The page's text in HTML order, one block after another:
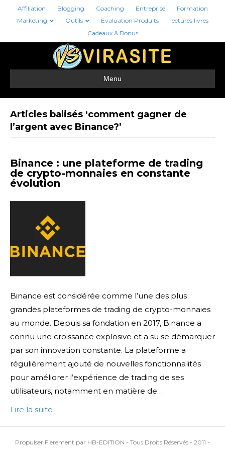
Affiliation Blogging Coaching Entreprise
Formation
Marketing
Outils Evaluation Produits
lectures livres
Cadeaux & Bonus
Menu
Articles balisés ‘comment gagner de
l’argent avec Binance?’
Binance : une plateforme de trading
de crypto-monnaies en constante
évolution
Binance est considérée comme l’une des plus
grandes plateformes de trading de crypto-monnaies
au monde. Depuis sa fondation en 2017, Binance a
connu une croissance explosive et a su se démarquer
par son innovation constante. La plateforme a
régulièrement ajouté de nouvelles fonctionnalités
pour améliorer l’expérience de trading de ses
utilisateurs, notamment en matière de…
Lire la suite
Propulser Fièrement par HB-EDITION - Tous Droits Réservés - 2011 -